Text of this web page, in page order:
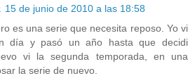
15 de junio de 2010 a las 18:58
es una serie que necesita reposo. Yo vi
día y pasó un año hasta que decidi
vi la segunda temporada, en una
la serie de nuevo.